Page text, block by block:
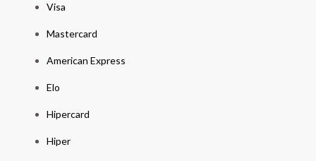
Visa
Mastercard
American Express
Elo
Hipercard
Hiper